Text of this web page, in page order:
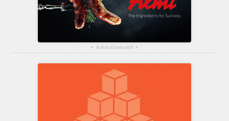
▴ Advertisement ▴